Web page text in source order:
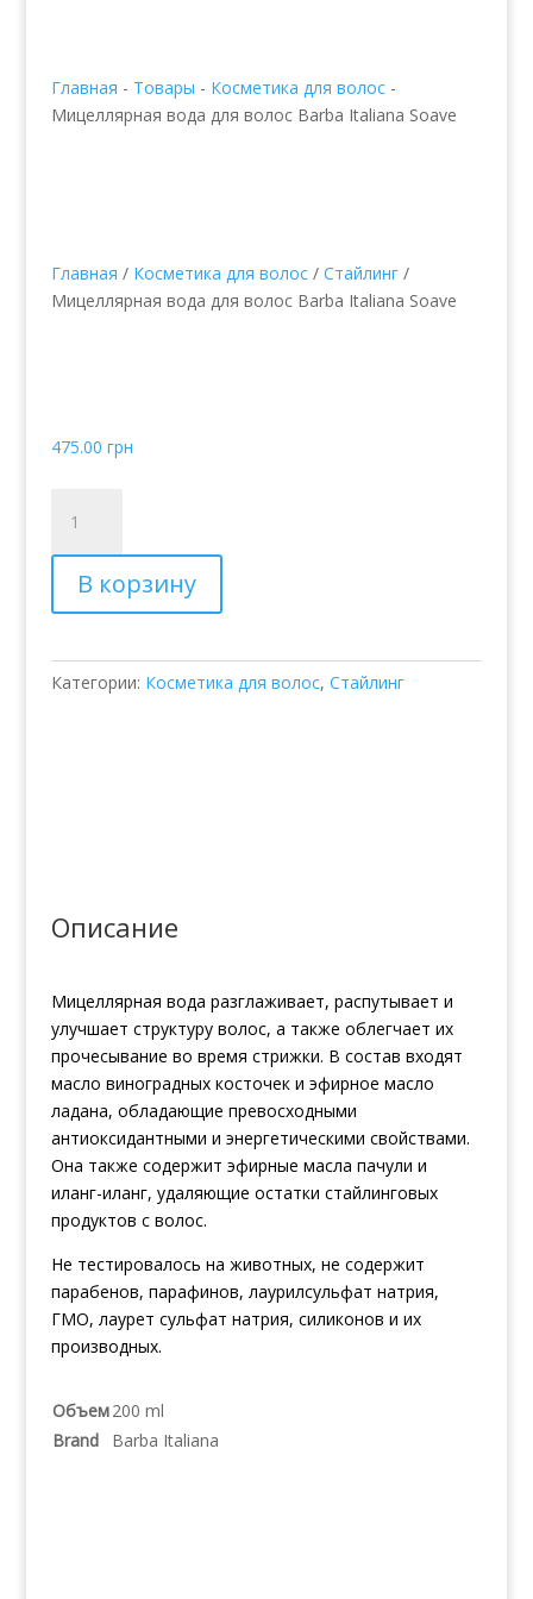
Главная - Товары - Косметика для волос-
Мицеллярная вода для волос Barba Italiana Soave
Главная / Косметика для волос/ Стайлинг/
Мицеллярная вода для волос Barba Italiana Soave
475.00 грн
товара
Мицеллярная
вода
для
Barba
Italiana
В корзину
Категории: Косметика для волос, Стайлинг
Описание
Мицеллярная вода разглаживает, распутывает и
улучшает структуру волос, а также облегчает их
прочесывание во время стрижки. В состав входят
масло виноградных косточек и эфирное масло
ладана, обладающие превосходными
антиоксидантными и энергетическими свойствами.
Она также содержит эфирные масла пачули и
иланг-иланг, удаляющие остатки стайлинговых
продуктов с волос.
Не тестировалось на животных, не содержит
парабенов, парафинов, лаурилсульфат натрия,
ГМО, лаурет сульфат натрия, силиконов и их
производных.
Объем200 ml
Brand
Barba Italiana